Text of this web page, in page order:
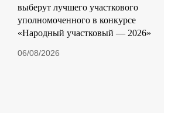
выберут лучшего участкового
уполномоченного в конкурсе
«Народный участковый — 2026»
06/08/2026